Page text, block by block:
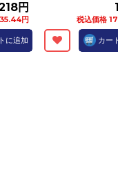
円
円
に追加
税込価格
カー